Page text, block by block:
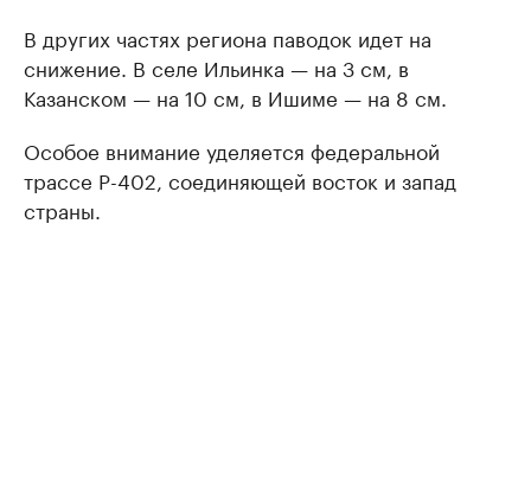
В других частях региона паводок идет на
снижение. В селе Ильинка — на 3 см, в
Казанском — на 10 см, в Ишиме — на 8 см.
Особое внимание уделяется федеральной
трассе Р-402, соединяющей восток и запад
страны.